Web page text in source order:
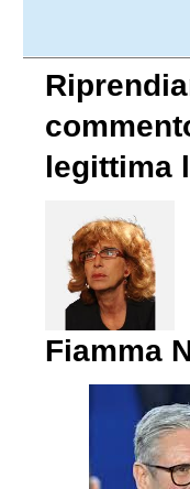
legittima
Fiamma